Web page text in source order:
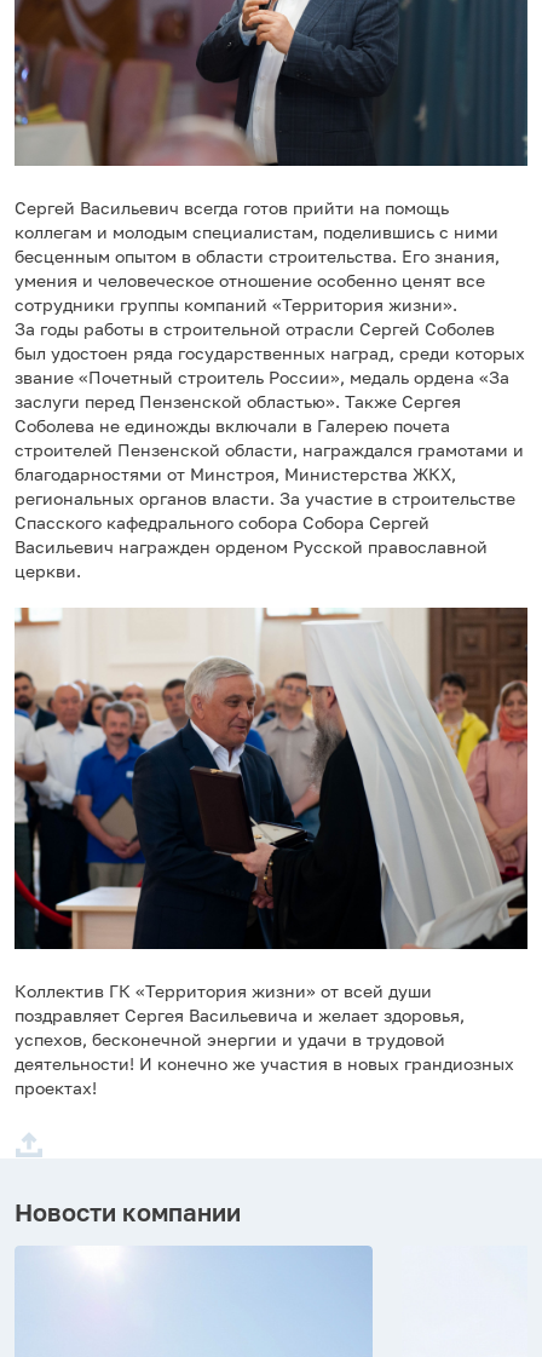
Сергей Васильевич всегда готов прийти на помощь
коллегам и молодым специалистам, поделившись с ними
бесценным опытом в области строительства. Его знания,
умения и человеческое отношение особенно ценят все
сотрудники группы компаний «Территория жизни».
За годы работы в строительной отрасли Сергей Соболев
был удостоен ряда государственных наград, среди которых
звание «Почетный строитель России», медаль ордена «За
заслуги перед Пензенской областью». Также Сергея
Соболева не единожды включали в Галерею почета
строителей Пензенской области, награждался грамотами и
благодарностями от Минстроя, Министерства ЖКХ,
региональных органов власти. За участие в строительстве
Спасского кафедрального собора Собора Сергей
Васильевич награжден орденом Русской православной
церкви.
Коллектив ГК «Территория жизни» от всей души
поздравляет Сергея Васильевича и желает здоровья,
успехов, бесконечной энергии и удачи в трудовой
деятельности! И конечно же участия в новых грандиозных
проектах!
Новости компании